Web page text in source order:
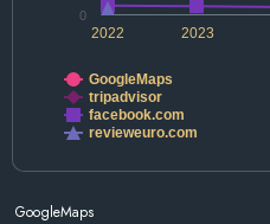
2022 2023
0
GoogleMaps
tripadvisor
facebook.com
revieweuro.com
GoogleMaps